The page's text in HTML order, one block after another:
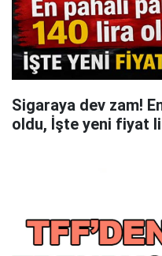
Sigaraya dev zam!
oldu, İşte yeni fiyat